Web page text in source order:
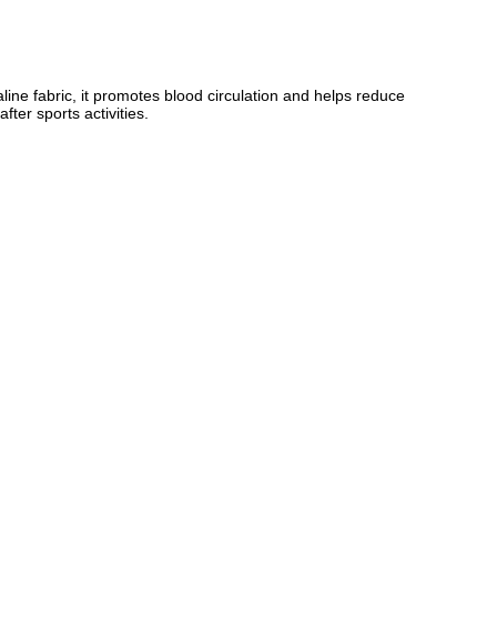
fabric, it promotes blood circulation and helps reduce
sports activities.